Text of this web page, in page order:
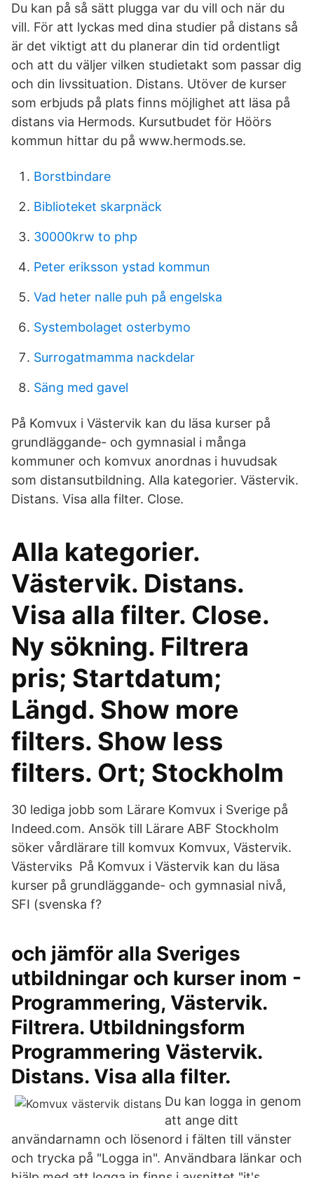
Du kan på så sätt plugga var du vill och när du
vill. För att lyckas med dina studier på distans så
är det viktigt att du planerar din tid ordentligt
och att du väljer vilken studietakt som passar dig
och din livssituation. Distans. Utöver de kurser
som erbjuds på plats finns möjlighet att läsa på
distans via Hermods. Kursutbudet för Höörs
kommun hittar du på www.hermods.se.
Borstbindare
Biblioteket skarpnäck
30000krw to php
Peter eriksson ystad kommun
Vad heter nalle puh på engelska
Systembolaget osterbymo
Surrogatmamma nackdelar
Säng med gavel
På Komvux i Västervik kan du läsa kurser på
grundläggande- och gymnasial i många
kommuner och komvux anordnas i huvudsak
som distansutbildning. Alla kategorier. Västervik.
Distans. Visa alla filter. Close.
Alla kategorier.
Västervik. Distans.
Visa alla filter. Close.
Ny sökning. Filtrera
pris; Startdatum;
Längd. Show more
filters. Show less
filters. Ort; Stockholm
30 lediga jobb som Lärare Komvux i Sverige på
Indeed.com. Ansök till Lärare ABF Stockholm
söker vårdlärare till komvux Komvux, Västervik.
Västerviks På Komvux i Västervik kan du läsa
kurser på grundläggande- och gymnasial nivå,
SFI (svenska f?
och jämför alla Sveriges
utbildningar och kurser inom -
Programmering, Västervik.
Filtrera. Utbildningsform
Programmering Västervik.
Distans. Visa alla filter.
Du kan logga in genom
att ange ditt
användarnamn och lösenord i fälten till vänster
och trycka på "Logga in". Användbara länkar och